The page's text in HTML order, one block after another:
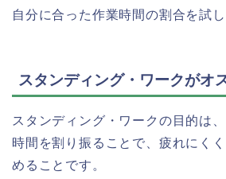
自分に合った作業時間の割合を試
スタンディング・ワークがオ
スタンディング・ワークの目的は
時間を割り振ることで、疲れにく
めることです。